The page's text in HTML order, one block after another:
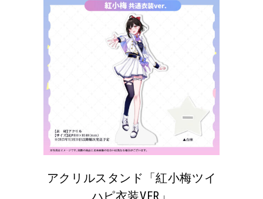
アクリルスタンド「紅小梅ツイ